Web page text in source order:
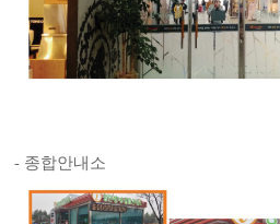
- 종합안내소